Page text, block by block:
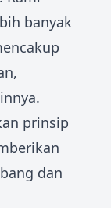
banyak
prinsip
dan